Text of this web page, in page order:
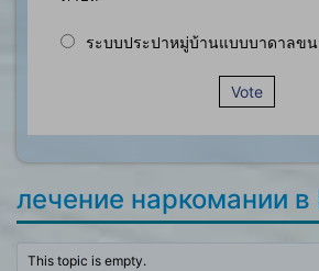
ระบบประปาหมู่บ้านแบบบาดาลขน
Vote
лечение наркомании в
This topic is empty.